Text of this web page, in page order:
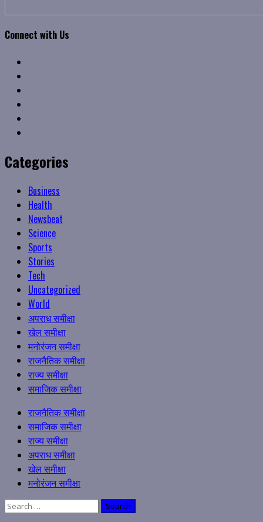
Connect with Us
Categories
Business
Health
Newsbeat
Science
Sports
Stories
Tech
Uncategorized
World
अपराध समीक्षा
खेल समीक्षा
मनोरंजन समीक्षा
राजनैतिक समीक्षा
राज्य समीक्षा
समाजिक समीक्षा
Primary
Menu
राजनैतिक समीक्षा
समाजिक समीक्षा
राज्य समीक्षा
अपराध समीक्षा
खेल समीक्षा
मनोरंजन समीक्षा
Search